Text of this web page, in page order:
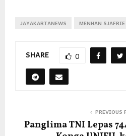
JAYAKARTANEWS MENHAN SJAFRIE
SHARE 0
PREVIOUS
Panglima TNI Lepas